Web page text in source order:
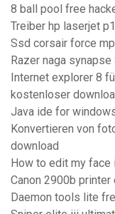
8 ball pool free
Treiber hp laserjet
Ssd corsair force
Razer naga synapse
Internet explorer 8
kostenloser
Java ide for
Konvertieren von
download
How to edit my face
Canon 2900b
Daemon tools lite